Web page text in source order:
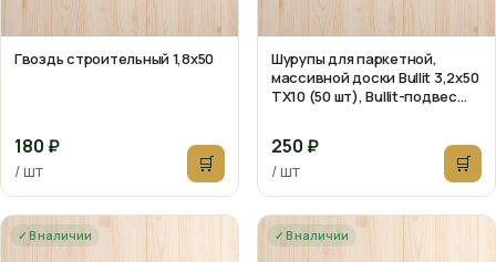
Гвоздь строительный 1,8х50
180 ₽
/ шт 🛒
Шурупы для паркетной,
массивной доски Bullit 3,2х50
TX10 (50 шт), Bullit-подвес
250 ₽
/ шт 🛒
✓ В наличии ✓ В наличии